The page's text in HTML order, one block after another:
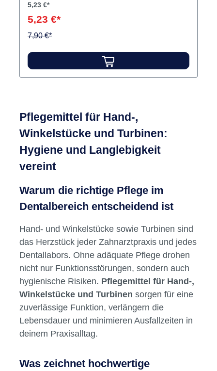
5,23 €*
5,23 €*
7,90 €*
Pflegemittel für Hand-,
Winkelstücke und Turbinen:
Hygiene und Langlebigkeit
vereint
Warum die richtige Pflege im
Dentalbereich entscheidend ist
Hand- und Winkelstücke sowie Turbinen sind
das Herzstück jeder Zahnarztpraxis und jedes
Dentallabors. Ohne adäquate Pflege drohen
nicht nur Funktionsstörungen, sondern auch
hygienische Risiken. Pflegemittel für Hand-,
Winkelstücke und Turbinen sorgen für eine
zuverlässige Funktion, verlängern die
Lebensdauer und minimieren Ausfallzeiten in
deinem Praxisalltag.
Was zeichnet hochwertige